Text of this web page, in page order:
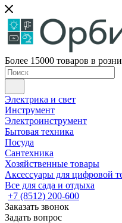
Более 15000 товаров в
Электрика и свет
Инструмент
Электроинструмент
Бытовая техника
Посуда
Сантехника
Хозяйственные товары
Аксессуары для цифровой
Все для сада и отдыха
+7 (8512) 200-600
Заказать звонок
Задать вопрос